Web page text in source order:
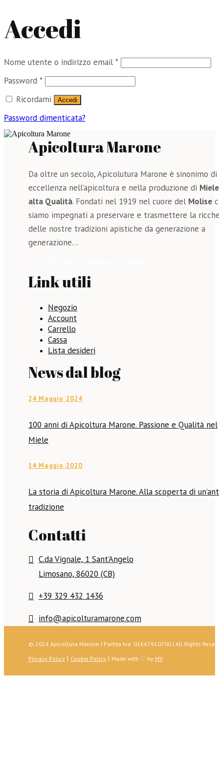
Accedi
Nome utente o indirizzo email *Richiesto
Password *Richiesto
Ricordami
Accedi
Password dimenticata?
Apicoltura Marone
Da oltre un secolo, Apicolutura Marone è sinonimo di
eccellenza nell’apicoltura e nella produzione di
alta Qualità. Fondati nel 1919 nel cuore del Molise
siamo impegnati a preservare e trasmettere la
delle nostre tradizioni apistiche da generazione a
generazione…
Link utili
Negozio
Account
Carrello
Cassa
Lista desideri
News dal blog
24 Maggio 2024
100 anni di Apicoltura Marone. Passione e Qualità nel
Miele
14 Maggio 2020
La storia di Apicoltura Marone. Alla scoperta di
tradizione
Contatti
C.da Vignale, 1 Sant’Angelo
Limosano, 86020 (CB)
+39 329 432 1436
info@apicolturamarone.com
© 2024 Apicoltura Marone | Partita Iva: 01647910700 | All Rights
Privacy Policy | Cookie Policy | Made with ♡ by MV